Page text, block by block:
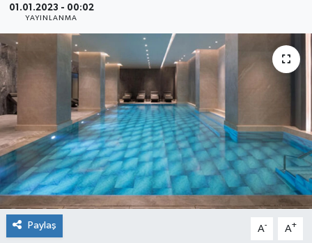
01.01.2023 - 00:02
YAYINLANMA
Paylaş A- A+
SÖYLEŞİ
YAŞAM